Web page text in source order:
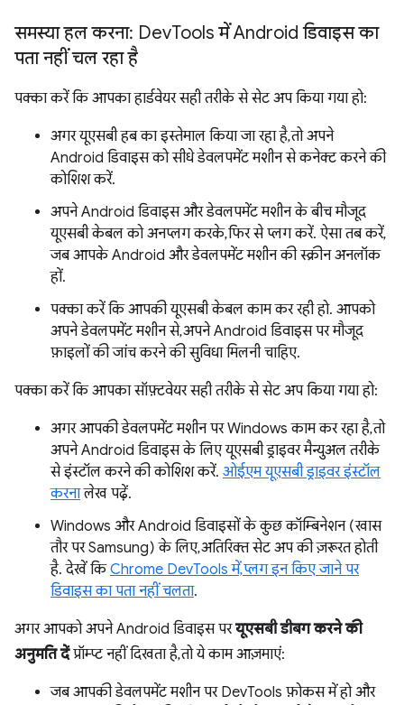
समस्या हल करना: DevTools में Android डिवाइस का
पता नहीं चल रहा है
पक्का करें कि आपका हार्डवेयर सही तरीके से सेट अप किया गया हो:
अगर यूएसबी हब का इस्तेमाल किया जा रहा है, तो अपने
Android डिवाइस को सीधे डेवलपमेंट मशीन से कनेक्ट करने की
कोशिश करें.
अपने Android डिवाइस और डेवलपमेंट मशीन के बीच मौजूद
यूएसबी केबल को अनप्लग करके, फिर से प्लग करें. ऐसा तब करें,
जब आपके Android और डेवलपमेंट मशीन की स्क्रीन अनलॉक
हों.
पक्का करें कि आपकी यूएसबी केबल काम कर रही हो. आपको
अपने डेवलपमेंट मशीन से, अपने Android डिवाइस पर मौजूद
फ़ाइलों की जांच करने की सुविधा मिलनी चाहिए.
पक्का करें कि आपका सॉफ़्टवेयर सही तरीके से सेट अप किया गया हो:
अगर आपकी डेवलपमेंट मशीन पर Windows काम कर रहा है, तो
अपने Android डिवाइस के लिए यूएसबी ड्राइवर मैन्युअल तरीके
से इंस्टॉल करने की कोशिश करें. ओईएम यूएसबी ड्राइवर इंस्टॉल
करनालेख पढ़ें.
Windows और Android डिवाइसों के कुछ कॉम्बिनेशन (खास
तौर पर Samsung) के लिए, अतिरिक्त सेट अप की ज़रूरत होती
है. देखें किChrome DevTools में, प्लग इन किए जाने पर
डिवाइस का पता नहीं चलता.
अगर आपको अपने Android डिवाइस परयूएसबी डीबग करने की
अनुमति देंप्रॉम्प्ट नहीं दिखता है, तो ये काम आज़माएं:
जब आपकी डेवलपमेंट मशीन पर DevTools फ़ोकस में हो और